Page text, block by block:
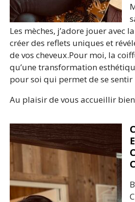
Les mèches, j’adore jouer avec
créer des reflets uniques et
de vos cheveux.Pour moi, la
qu’une transformation
pour soi qui permet de se sentir
Au plaisir de vous accueillir